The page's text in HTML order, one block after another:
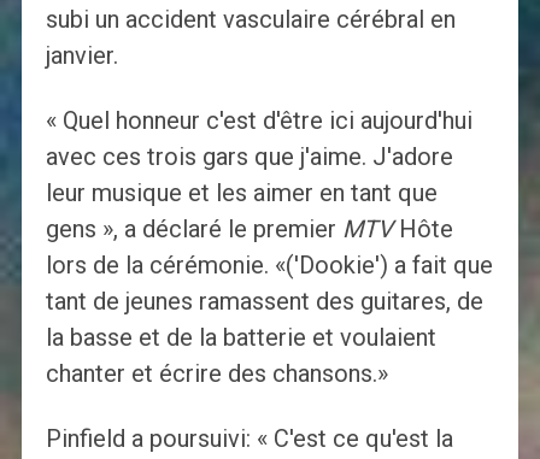
subi un accident vasculaire cérébral en
janvier.
« Quel honneur c'est d'être ici aujourd'hui
avec ces trois gars que j'aime. J'adore
leur musique et les aimer en tant que
gens », a déclaré le premier MTVHôte
lors de la cérémonie. «('Dookie') a fait que
tant de jeunes ramassent des guitares, de
la basse et de la batterie et voulaient
chanter et écrire des chansons.»
Pinfield a poursuivi: « C'est ce qu'est la